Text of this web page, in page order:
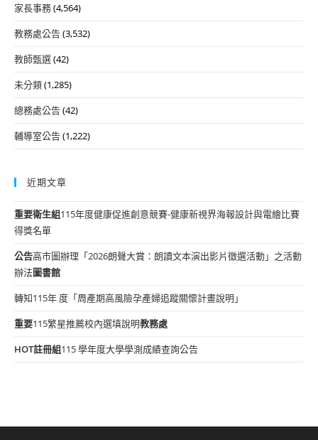
家長事務(4,564)
教務處公告(3,532)
教師甄選(42)
未分類(1,285)
總務處公告(42)
輔導室公告(1,222)
近期文章
重要衛生組115年度健康促進創意競賽-健康新視界海報設計與電繪比賽
得獎名單
公告高市圖辦理「2026朗聲大賞：朗讀文本演出影片徵選活動」之活動
辦法圖書館
轉知115年 度「周產期高風險孕產婦追蹤關懷計畫說明」
重要115繁星推薦校內選填說明教務處
HOT註冊組115 學年度大學學測成績查詢公告